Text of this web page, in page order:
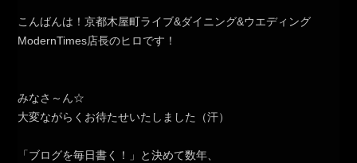
こんばんは！京都木屋町ライブ&ダイニング&ウエディング
ModernTimes店長のヒロです！
みなさ～ん☆
大変ながらくお待たせいたしました（汗）
「ブログを毎日書く！」と決めて数年、